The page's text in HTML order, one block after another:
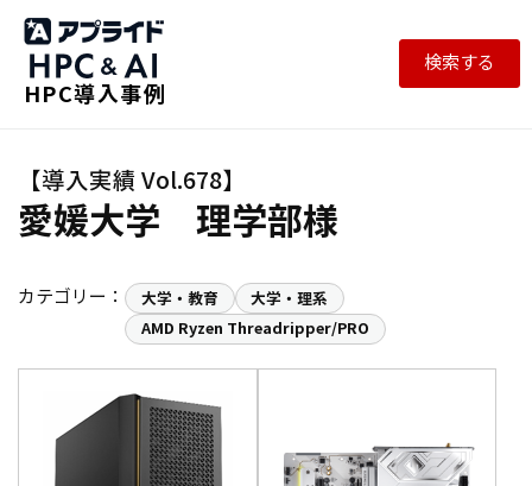
HPC導入事例
検索する
愛媛大学 理学部様
カテゴリー： 大学・教育
大学・理系
AMD Ryzen Threadripper/PRO